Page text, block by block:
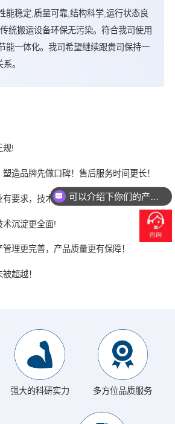
能稳定,质量可靠,结构科学,运行状态良
统搬运设备环保无污染。符合我司使用
能一体化。我司希望继续跟贵司保持一
。
规!
造品牌先做口碑！售后服务时间更长！
要求，技术实力更强!
术沉淀更全面!
理更完善，产品质量更有保障！
超越！
强大的科研实力 多方位品质服务